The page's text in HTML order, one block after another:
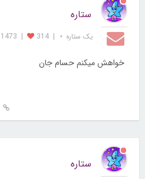
ستاره
یک ستاره ⋆ |
314
| 1473 پست
خواهش میکنم حسام جان
ستاره